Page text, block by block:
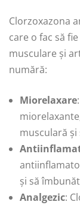
Clorzoxazona
care o fac să
musculare și
numără:
Miorelaxare
musculară și
și să
Analgezic: